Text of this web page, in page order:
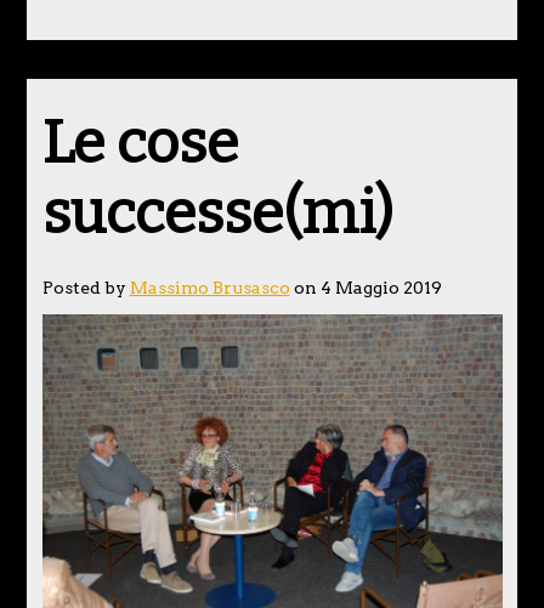
Le cose
successe(mi)
Posted by Massimo Brusasco on 4 Maggio 2019